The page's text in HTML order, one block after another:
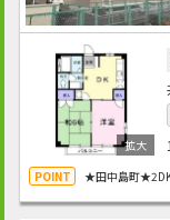
★田中島町